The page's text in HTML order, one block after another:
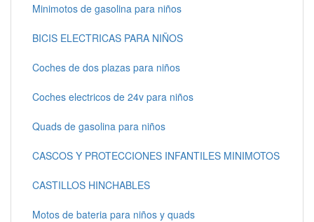
Minimotos de gasolina para niños
BICIS ELECTRICAS PARA NIÑOS
Coches de dos plazas para niños
Coches electricos de 24v para niños
Quads de gasolina para niños
CASCOS Y PROTECCIONES INFANTILES MINIMOTOS
CASTILLOS HINCHABLES
Motos de bateria para niños y quads